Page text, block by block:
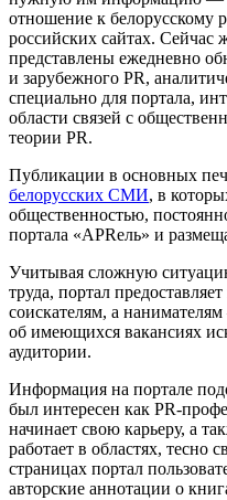
отношение к
российских сайтах. Сейчас
представлены ежедневно
и зарубежного PR,
специально для портала,
области связей с
теории PR.
Публикации в основных
белорусских СМИ, в
общественностью,
портала «АPRель» и
Учитывая сложную
труда, портал
соискателям, а
об имеющихся вакансиях
аудитории.
Информация на портале
был интересен как PR-
начинает свою карьеру, а
работает в областях, тесно
страницах портал
авторские аннотации о